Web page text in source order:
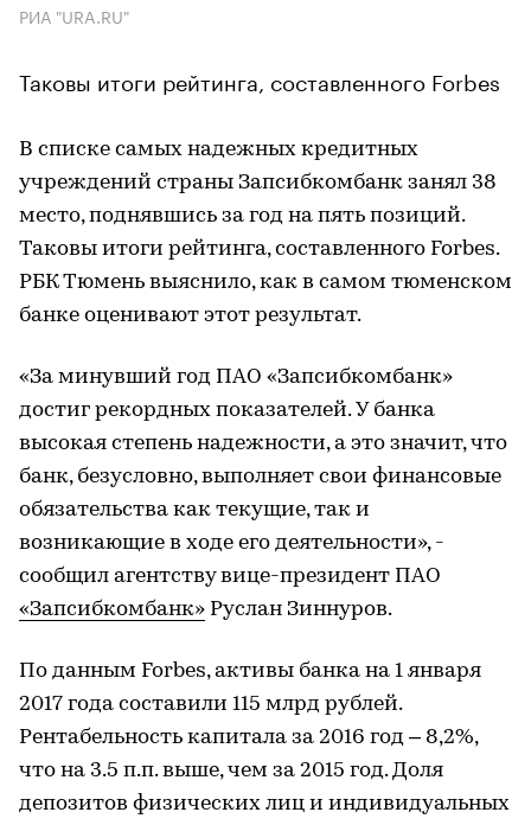
РИА "URA.RU"
Таковы итоги рейтинга, составленного Forbes
В списке самых надежных кредитных
учреждений страны Запсибкомбанк занял 38
место, поднявшись за год на пять позиций.
Таковы итоги рейтинга, составленного Forbes.
РБК Тюмень выяснило, как в самом тюменском
банке оценивают этот результат.
«За минувший год ПАО «Запсибкомбанк»
достиг рекордных показателей. У банка
высокая степень надежности, а это значит, что
банк, безусловно, выполняет свои финансовые
обязательства как текущие, так и
возникающие в ходе его деятельности», -
сообщил агентству вице-президент ПАО
«Запсибкомбанк» Руслан Зиннуров.
По данным Forbes, активы банка на 1 января
2017 года составили 115 млрд рублей.
Рентабельность капитала за 2016 год – 8,2%,
что на 3.5 п.п. выше, чем за 2015 год. Доля
депозитов физических лиц и индивидуальных